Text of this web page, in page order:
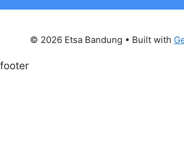
© 2026 Etsa Bandung • Built with
footer